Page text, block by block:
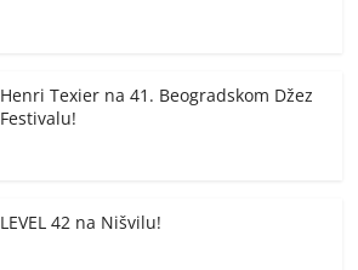
Henri Texier na 41. Beogradskom Džez
Festivalu!
LEVEL 42 na Nišvilu!